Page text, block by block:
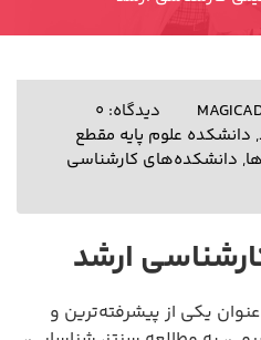
دیدگاه: 0
, دانشکده علوم پایه مقطع
, دانشکده‌های کارشناسی
ارشد
یکی از پیشرفته‌ترین و